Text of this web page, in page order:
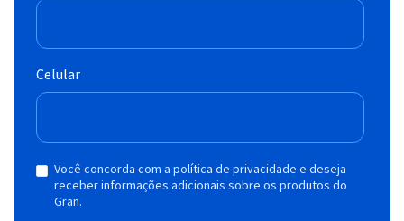
Celular
Você concorda com a política de privacidade e deseja
receber informações adicionais sobre os produtos do
Gran.